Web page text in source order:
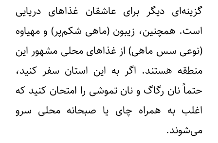
گزینه‌ای دیگر برای عاشقان غذاهای دریایی
است. همچنین، زیبون (ماهی شکم‌پر) و مهیاوه
(نوعی سس ماهی) از غذاهای محلی مشهور این
منطقه هستند. اگر به این استان سفر کنید،
حتماً نان رگاگ و نان تموشی را امتحان کنید که
اغلب به همراه چای یا صبحانه محلی سرو
می‌شوند.